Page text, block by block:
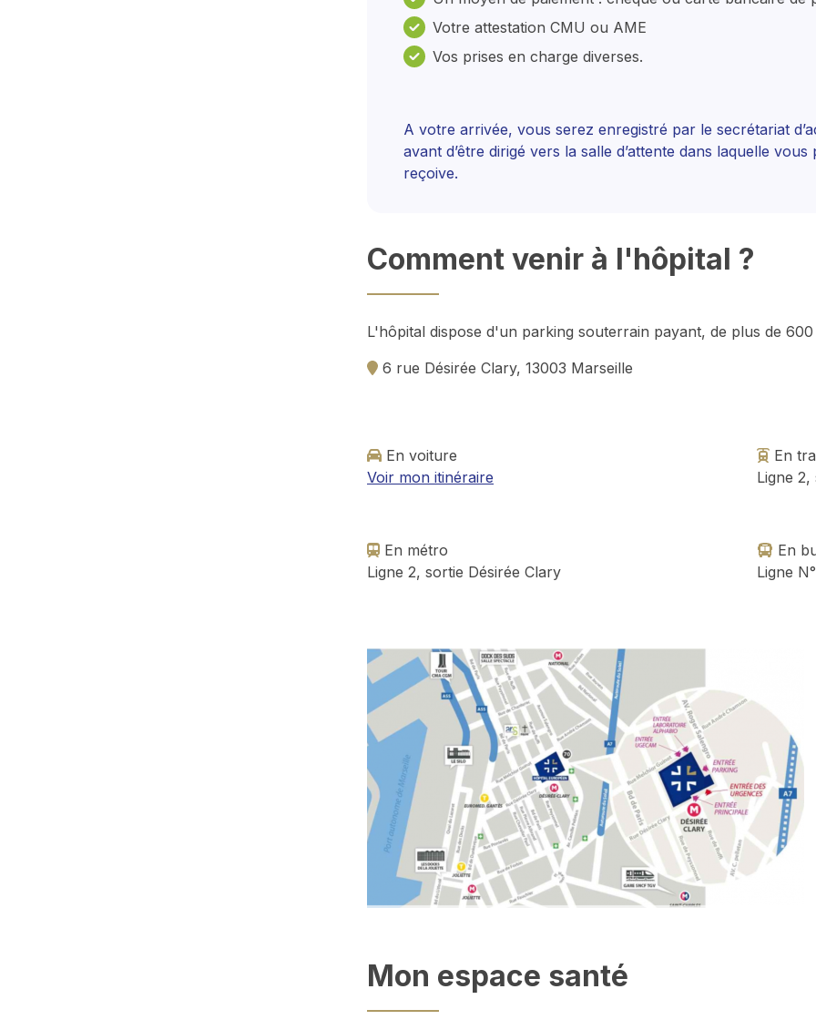
Votre attestation CMU ou AME
Vos prises en charge diverses.
A votre arrivée, vous serez enregistré par le secrétariat
avant d’être dirigé vers la salle d’attente dans laquelle
reçoive.
Comment venir à l'hôpital ?
L'hôpital dispose d'un parking souterrain payant, de plus de
6 rue Désirée Clary, 13003 Marseille
En voiture
Voir mon itinéraire
En métro
Ligne 2, sortie Désirée Clary
En
Ligne
En
Ligne
Image
Mon espace santé